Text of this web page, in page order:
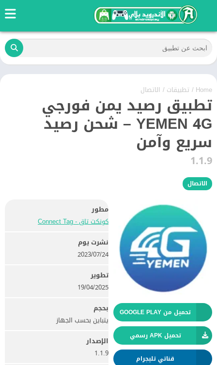
Home
/ تطبيقات / الاتصال
تطبيق رصيد يمن فورجي
YEMEN 4G – شحن رصيد
سريع وآمن
1.1.9
الاتصال
تحميل من GOOGLE PLAY
تحميل APK رسمي
قناتي تليجرام
مطور
كونكت تاق - Connect Tag‏
نشرت يوم
24‏/07‏/2023
تطوير
19/04/2025
بحجم
يتباين بحسب الجهاز
الإصدار
1.1.9